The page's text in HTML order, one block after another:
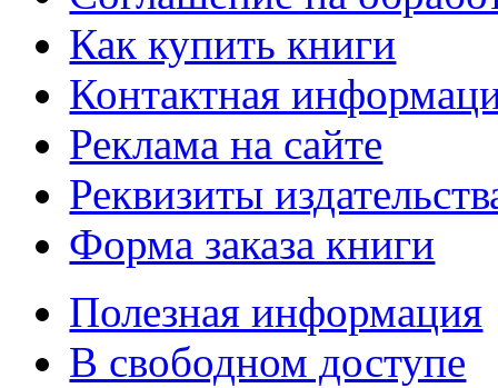
Как купить книги
Контактная
Реклама на сайте
Реквизиты
Форма заказа книги
Полезная информация
В свободном доступе